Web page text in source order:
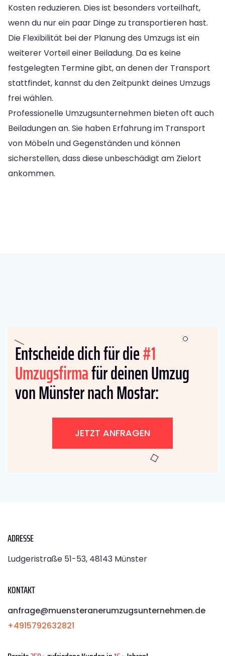
Kosten reduzieren. Dies ist besonders vorteilhaft,
wenn du nur ein paar Dinge zu transportieren hast.
Die Flexibilität bei der Planung des Umzugs ist ein
weiterer Vorteil einer Beiladung. Da es keine
festgelegten Termine gibt, an denen der Transport
stattfindet, kannst du den Zeitpunkt deines Umzugs
frei wählen.
Professionelle Umzugsunternehmen bieten oft auch
Beiladungen an. Sie haben Erfahrung im Transport
von Möbeln und Gegenständen und können
sicherstellen, dass diese unbeschädigt am Zielort
ankommen.
Entscheide dich für die#1
Umzugsfirmafür deinen Umzug
von Münster nach Mostar:
JETZT ANFRAGEN
ADRESSE
Ludgeristraße 51-53, 48143 Münster
KONTAKT
anfrage@muensteranerumzugsunternehmen.de
+4915792632821